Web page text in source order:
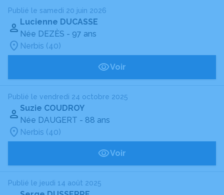
Publié le samedi 20 juin 2026
Lucienne DUCASSE
Née DEZÈS - 97 ans
Nerbis (40)
Voir
Publié le vendredi 24 octobre 2025
Suzie COUDROY
Née DAUGERT - 88 ans
Nerbis (40)
Voir
Publié le jeudi 14 août 2025